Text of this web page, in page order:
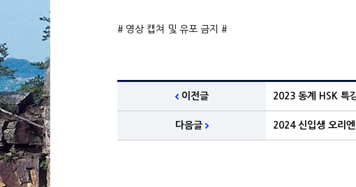
# 영상 캡쳐 및 유포 금지 #
이전글 2023 동계 HSK 특
다음글 2024 신입생 오리